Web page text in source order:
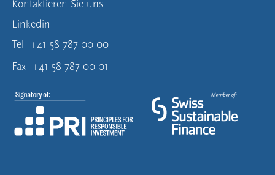
Kontaktieren Sie uns
Linkedin
Tel +41 58 787 00 00
Fax +41 58 787 00 01